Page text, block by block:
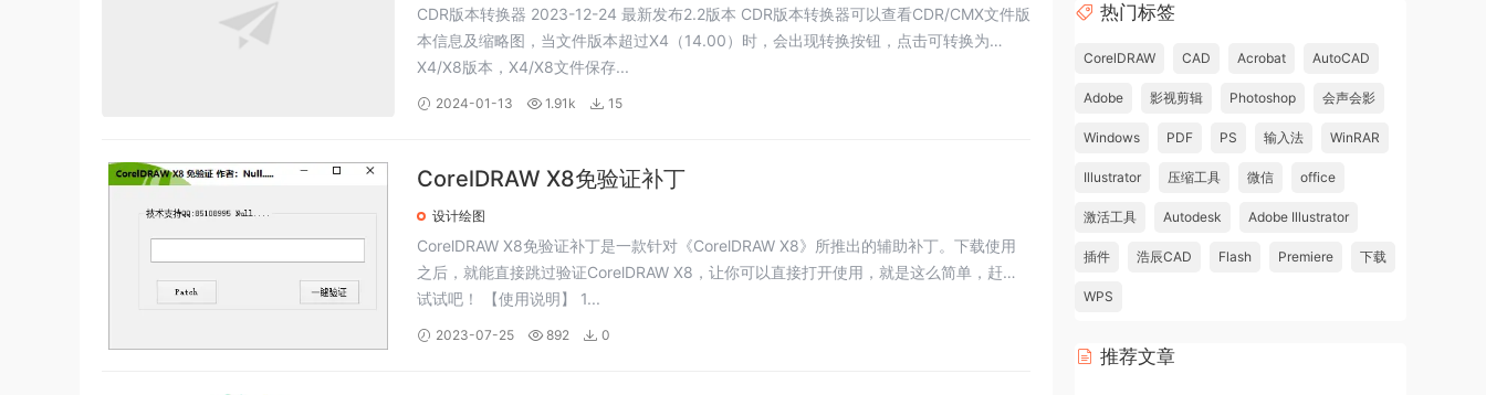
CDR版本转换器​ 2023-12-24 最新发布2.2版本 CDR版本转换器可以查看CDR/CMX文件版
本信息及缩略图，当文件版本超过X4（14.00）时，会出现转换按钮，点击可转换为
X4/X8版本，X4/X8文件保存...
2024-01-13 1.91k 15
CorelDRAW X8免验证补丁
设计绘图
CorelDRAW X8免验证补丁是一款针对《CorelDRAW X8》所推出的辅助补丁。下载使用
之后，就能直接跳过验证CorelDRAW X8，让你可以直接打开使用，就是这么简单，赶紧
试试吧！ 【使用说明】 1...
2023-07-25 892 0
热门标签
CorelDRAW CAD Acrobat AutoCAD
Adobe 影视剪辑 Photoshop 会声会影
Windows PDF PS 输入法 WinRAR
Illustrator 压缩工具 微信 office
激活工具 Autodesk Adobe Illustrator
插件 浩辰CAD Flash Premiere 下载
WPS
推荐文章